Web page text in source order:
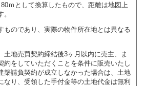
ｍとして換算したもので、距離は地図上
ものであり、実際の物件所在地とは異なる
土地売買契約締結後3ヶ月以内に売主、ま
約をしていただくことを条件に販売いたし
築請負契約が成立しなかった場合は、土地
なり、受領した手付金等の土地代金は無利